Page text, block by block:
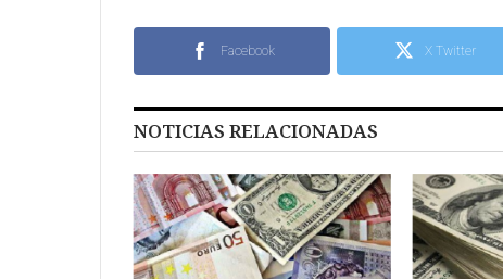
Facebook X Twitter
NOTICIAS RELACIONADAS